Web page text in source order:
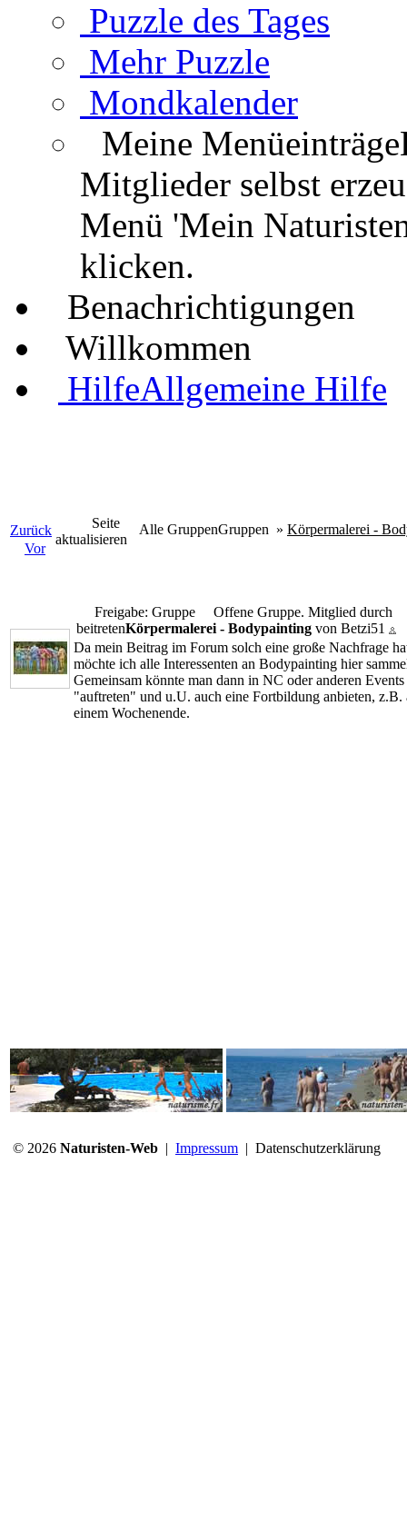
Puzzle des Tages
Mehr Puzzle
Mondkalender
Meine Menüeinträge
Mitglieder selbst
Menü 'Mein
klicken.
Benachrichtigungen
Willkommen
HilfeAllgemeine Hilfe
Zurück
Vor
Seite
aktualisieren
Alle GruppenGruppen » Körpermalerei -
Freigabe: Gruppe
Offene Gruppe. Mitglied durch
beitretenKörpermalerei - Bodypainting von Betzi51
Da mein Beitrag im Forum solch eine große Nachfrage
möchte ich alle Interessenten an Bodypainting hier
Gemeinsam könnte man dann in NC oder anderen Events
"auftreten" und u.U. auch eine Fortbildung anbieten, z.B.
einem Wochenende.
© 2026 Naturisten-Web | Impressum | Datenschutzerklärung